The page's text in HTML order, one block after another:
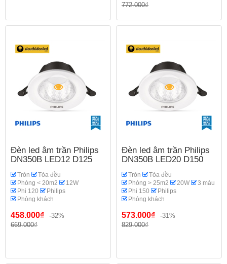
772.000₫
Đèn led âm trần Philips
DN350B LED12 D125
Tròn
Tỏa đều
Phòng < 20m2
12W
Phi 120
Philips
Phòng khách
458.000₫
-32%
669.000₫
Đèn led âm trần Philips
DN350B LED20 D150
Tròn
Tỏa đều
Phòng > 25m2
20W
3 màu
Phi 150
Philips
Phòng khách
573.000₫
-31%
829.000₫